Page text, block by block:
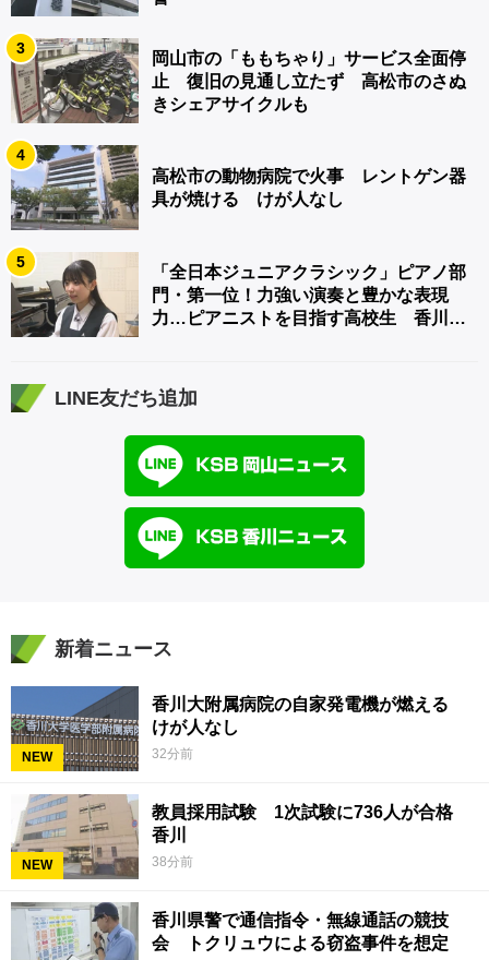
3
岡山市の「ももちゃり」サービス全面停
止 復旧の見通し立たず 高松市のさぬ
きシェアサイクルも
4
高松市の動物病院で火事 レントゲン器
具が焼ける けが人なし
5
「全日本ジュニアクラシック」ピアノ部
門・第一位！力強い演奏と豊かな表現
力…ピアニストを目指す高校生 香川
LINE友だち追加
新着ニュース
NEW
香川大附属病院の自家発電機が燃える
けが人なし
32分前
NEW
教員採用試験 1次試験に736人が合格
香川
38分前
香川県警で通信指令・無線通話の競技
会 トクリュウによる窃盗事件を想定